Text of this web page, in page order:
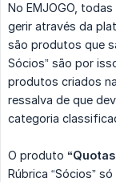
No EMJOGO,
gerir através da
são produtos que
Sócios” são por
produtos criados
ressalva de que
categoria
O produto
Rúbrica “Sócios”